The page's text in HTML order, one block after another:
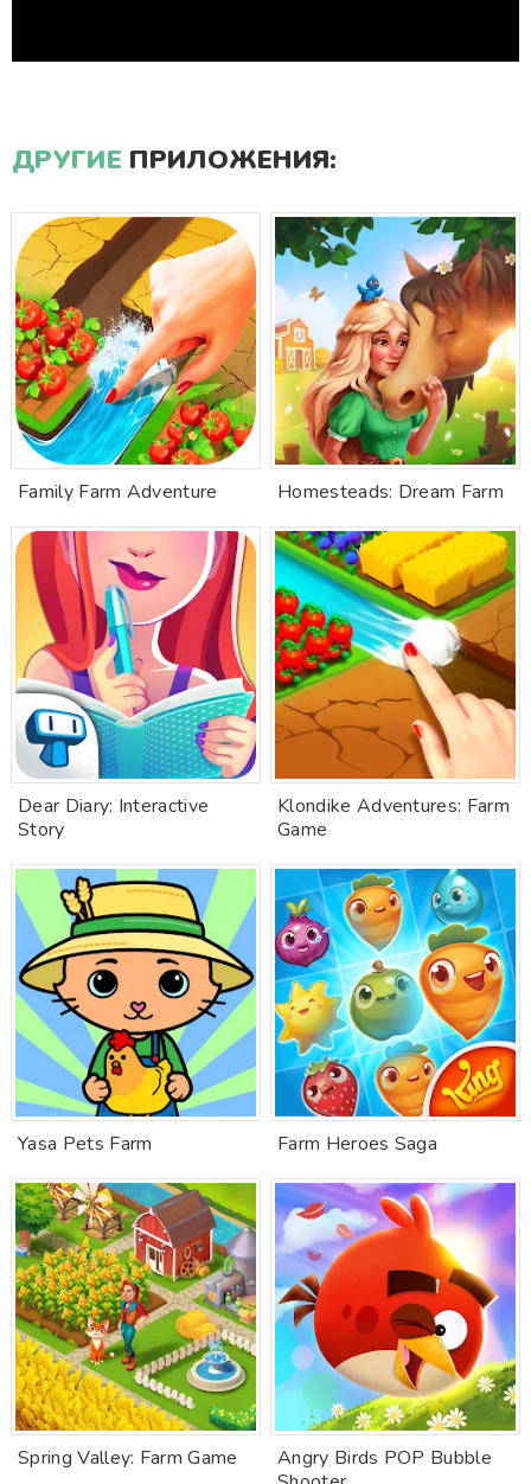
ДРУГИЕ ПРИЛОЖЕНИЯ:
Family Farm Adventure Homesteads: Dream Farm
Dear Diary: Interactive
Story
Klondike Adventures: Farm
Game
Yasa Pets Farm Farm Heroes Saga
Spring Valley: Farm Game
Angry Birds POP Bubble